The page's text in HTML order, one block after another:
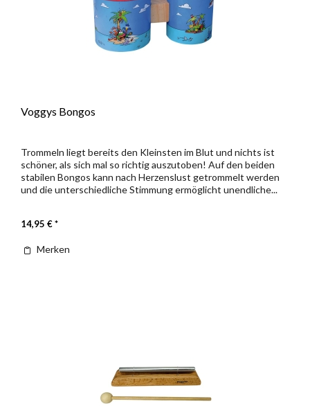
Voggys Bongos
Trommeln liegt bereits den Kleinsten im Blut und nichts ist
schöner, als sich mal so richtig auszutoben! Auf den beiden
stabilen Bongos kann nach Herzenslust getrommelt werden
und die unterschiedliche Stimmung ermöglicht unendliche...
14,95 € *
Merken